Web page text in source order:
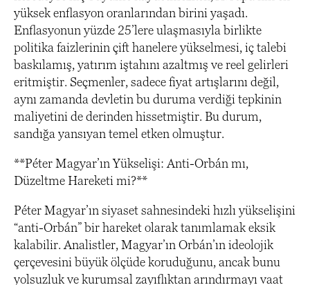
yüksek enflasyon oranlarından birini yaşadı.
Enflasyonun yüzde 25’lere ulaşmasıyla birlikte
politika faizlerinin çift hanelere yükselmesi, iç talebi
baskılamış, yatırım iştahını azaltmış ve reel gelirleri
eritmiştir. Seçmenler, sadece fiyat artışlarını değil,
aynı zamanda devletin bu duruma verdiği tepkinin
maliyetini de derinden hissetmiştir. Bu durum,
sandığa yansıyan temel etken olmuştur.
**Péter Magyar’ın Yükselişi: Anti-Orbán mı,
Düzeltme Hareketi mi?**
Péter Magyar’ın siyaset sahnesindeki hızlı yükselişini
“anti-Orbán” bir hareket olarak tanımlamak eksik
kalabilir. Analistler, Magyar’ın Orbán’ın ideolojik
çerçevesini büyük ölçüde koruduğunu, ancak bunu
yolsuzluk ve kurumsal zayıflıktan arındırmayı vaat